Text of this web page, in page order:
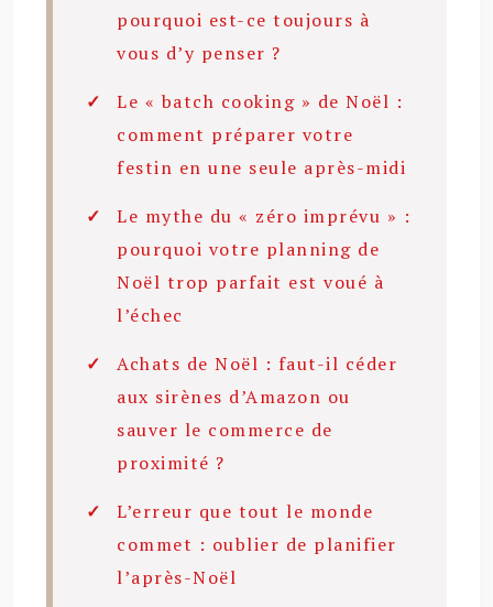
pourquoi est-ce toujours à
vous d’y penser ?
Le « batch cooking » de Noël :
comment préparer votre
festin en une seule après-midi
Le mythe du « zéro imprévu » :
pourquoi votre planning de
Noël trop parfait est voué à
l’échec
Achats de Noël : faut-il céder
aux sirènes d’Amazon ou
sauver le commerce de
proximité ?
L’erreur que tout le monde
commet : oublier de planifier
l’après-Noël